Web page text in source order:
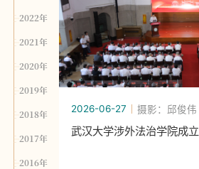
2022年
2021年
2020年
2019年
2018年
2017年
2016年
2026-06-27 摄影：邱俊伟
武汉大学涉外法治学院成立